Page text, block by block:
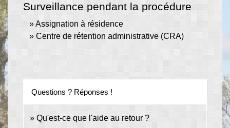
Surveillance pendant la procédure
Assignation à résidence
Centre de rétention administrative (CRA)
Questions ? Réponses !
Qu'est-ce que l'aide au retour ?